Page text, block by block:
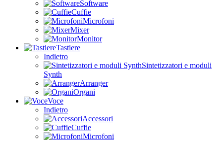
Software
Cuffie
Microfoni
Mixer
Monitor
Tastiere
Indietro
Sintetizzatori e moduli
Synth
Arranger
Organi
Voce
Indietro
Accessori
Cuffie
Microfoni